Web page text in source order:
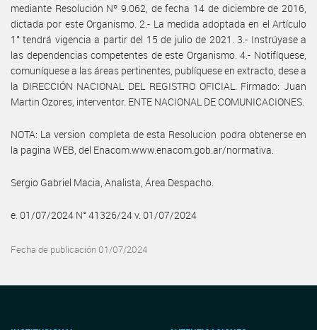
mediante Resolución Nº 9.062, de fecha 14 de diciembre de 2016,
dictada por este Organismo. 2.- La medida adoptada en el Artículo
1° tendrá vigencia a partir del 15 de julio de 2021. 3.- Instrúyase a
las dependencias competentes de este Organismo. 4.- Notifíquese,
comuníquese a las áreas pertinentes, publíquese en extracto, dese a
la DIRECCIÓN NACIONAL DEL REGISTRO OFICIAL. Firmado: Juan
Martin Ozores, interventor. ENTE NACIONAL DE COMUNICACIONES.
NOTA: La version completa de esta Resolucion podra obtenerse en
la pagina WEB, del Enacom.www.enacom.gob.ar/normativa.
Sergio Gabriel Macia, Analista, Área Despacho.
e. 01/07/2024 N° 41326/24 v. 01/07/2024
Fecha de publicación 01/07/2024